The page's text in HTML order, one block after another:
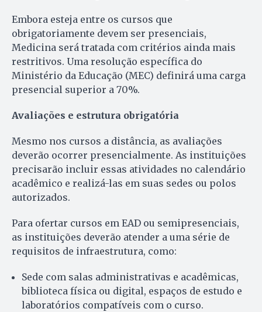
Embora esteja entre os cursos que
obrigatoriamente devem ser presenciais,
Medicina será tratada com critérios ainda mais
restritivos. Uma resolução específica do
Ministério da Educação (MEC) definirá uma carga
presencial superior a 70%.
Avaliações e estrutura obrigatória
Mesmo nos cursos a distância, as avaliações
deverão ocorrer presencialmente. As instituições
precisarão incluir essas atividades no calendário
acadêmico e realizá-las em suas sedes ou polos
autorizados.
Para ofertar cursos em EAD ou semipresenciais,
as instituições deverão atender a uma série de
requisitos de infraestrutura, como:
Sede com salas administrativas e acadêmicas,
biblioteca física ou digital, espaços de estudo e
laboratórios compatíveis com o curso.